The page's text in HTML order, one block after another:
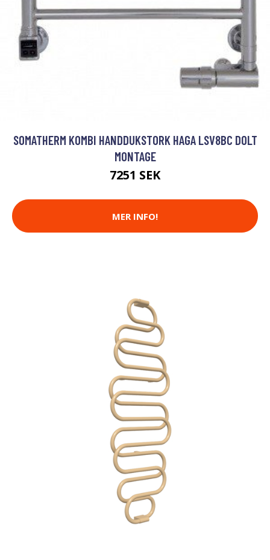
SOMATHERM KOMBI HANDDUKSTORK HAGA LSV8BC DOLT
MONTAGE
7251 SEK
MER INFO!